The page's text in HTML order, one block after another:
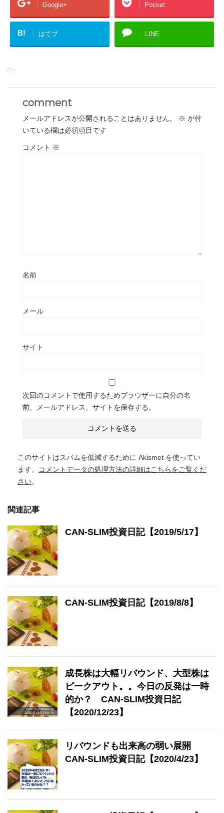
Google+ Pocket
B! はてブ LINE
-
comment
メールアドレスが公開されることはありません。 ※ が付
いている欄は必須項目です
コメント ※
名前
メール
サイト
次回のコメントで使用するためブラウザーに自分の名
前、メールアドレス、サイトを保存する。
このサイトはスパムを低減するために Akismet を使ってい
ます。
コメントデータの処理方法の詳細はこちらをご覧くだ
さい。
関連記事
CAN-SLIM投資日記【2019/5/17】
CAN-SLIM投資日記【2019/8/8】
成長株は大幅リバウンド、大型株は
ピークアウト。。今日の反発は一時
的か？ CAN-SLIM投資日記
【2020/12/23】
リバウンドも出来高の弱い展開
CAN-SLIM投資日記【2020/4/23】